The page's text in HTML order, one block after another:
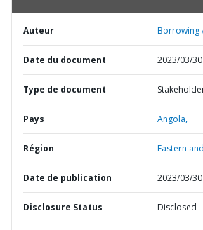
Auteur Borrowing
Date du document 2023/03/30
Type de document
Pays Angola,
Région Eastern
Date de publication 2023/03/30
Disclosure Status Disclosed